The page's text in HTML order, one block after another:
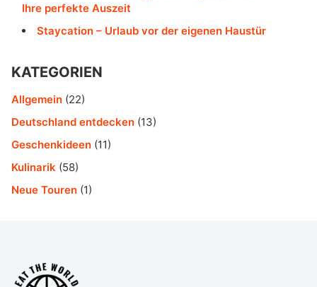
Ihre perfekte Auszeit
Staycation – Urlaub vor der eigenen Haustür
KATEGORIEN
Allgemein (22)
Deutschland entdecken (13)
Geschenkideen (11)
Kulinarik (58)
Neue Touren (1)